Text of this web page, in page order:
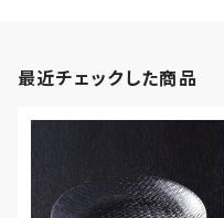
最近チェックした商品